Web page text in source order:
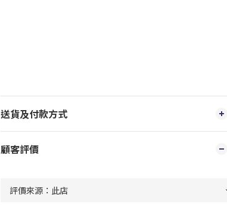
送貨及付款方式
顧客評價